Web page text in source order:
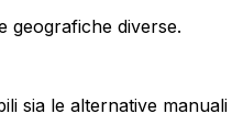
geografiche diverse.
sia le alternative manuali